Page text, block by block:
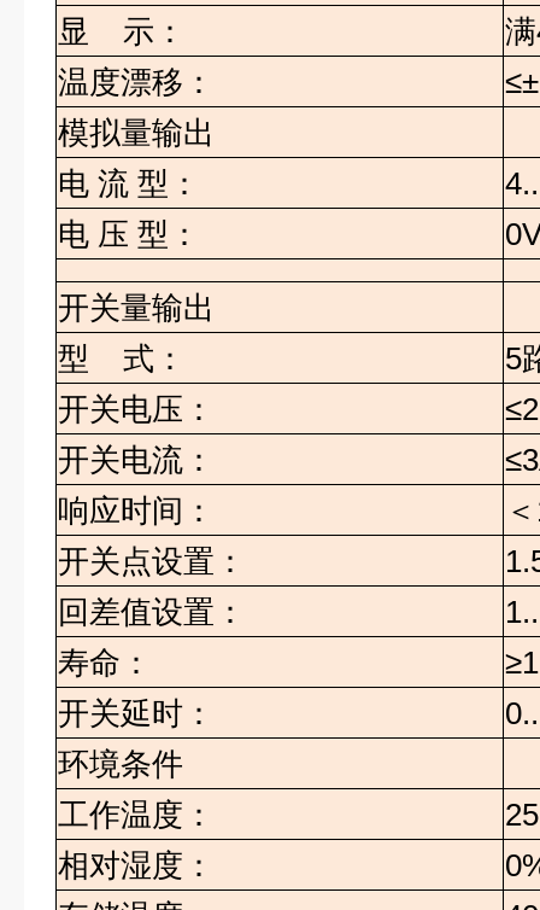
显
示： 满
温度漂移：
模拟量输出
电 流 型：
电 压 型：
开关量输出
型
式： 5
开关电压：
开关电流：
响应时间：
＜
开关点设置：
回差值设置：
寿命：
开关延时：
环境条件
工作温度：
相对湿度：